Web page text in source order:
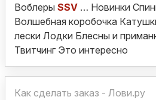
Воблеры SSV … Новинки
Волшебная коробочка
лески Лодки Блесны и
Твитчинг Это интересно
Как сделать заказ - Лови.ру